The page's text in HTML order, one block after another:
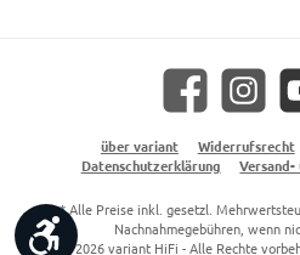
Facebook Instagram
über variant Widerrufsrecht
Datenschutzerklärung
Versand-
* Alle Preise inkl. gesetzl.
Nachnahmegebühren, wenn
© 2026 variant HiFi - Alle Rechte
Werkzeugleiste anzeigen